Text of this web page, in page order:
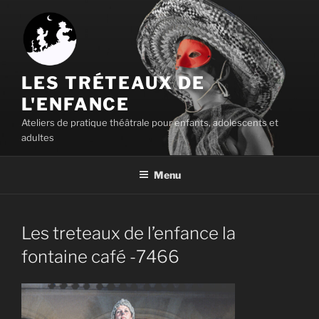
contenu
principal
LES TRÉTEAUX DE
L'ENFANCE
Ateliers de pratique théâtrale pour enfants, adolescents et
adultes
Menu
Les treteaux de l’enfance la
fontaine café -7466